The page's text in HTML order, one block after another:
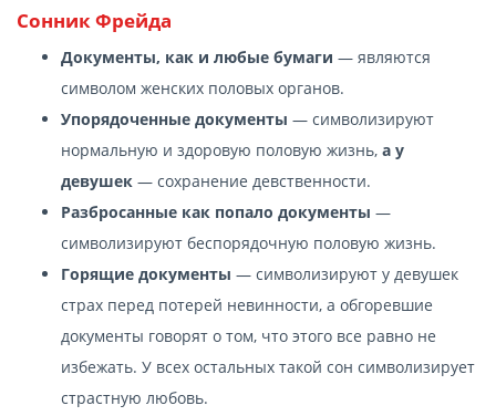
Сонник Фрейда
Документы, как и любые бумаги — являются
символом женских половых органов.
Упорядоченные документы — символизируют
нормальную и здоровую половую жизнь, а у
девушек — сохранение девственности.
Разбросанные как попало документы —
символизируют беспорядочную половую жизнь.
Горящие документы — символизируют у девушек
страх перед потерей невинности, а обгоревшие
документы говорят о том, что этого все равно не
избежать. У всех остальных такой сон символизирует
страстную любовь.